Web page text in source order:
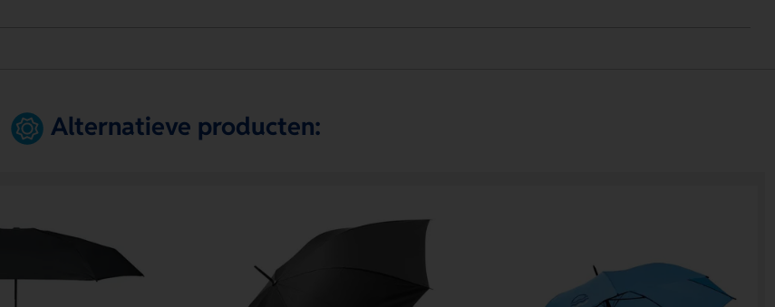
Alternatieve producten: